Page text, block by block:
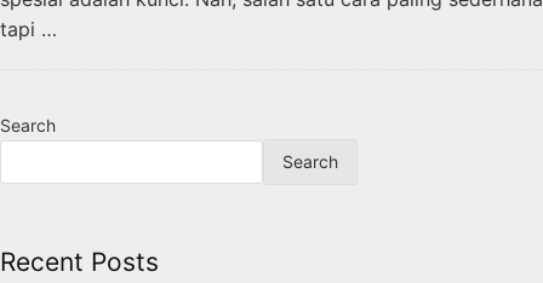
tapi …
Search
Search
Recent Posts